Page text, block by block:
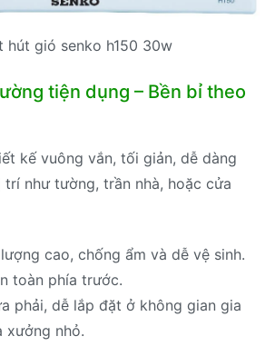
hút gió senko h150 30w
tiện dụng – Bền bỉ theo
kế vuông vắn, tối giản, dễ dàng
như tường, trần nhà, hoặc cửa
cao, chống ẩm và dễ vệ sinh.
toàn phía trước.
phải, dễ lắp đặt ở không gian gia
xưởng nhỏ.